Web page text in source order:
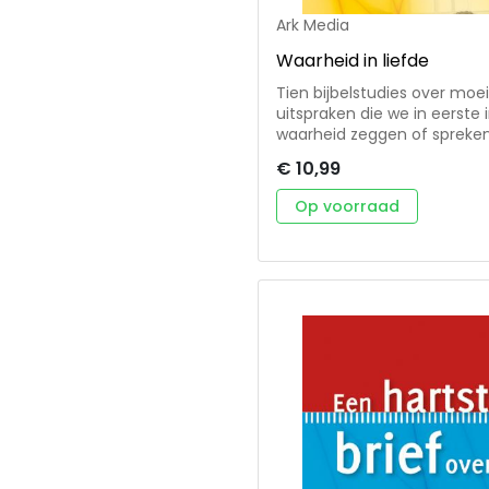
Ark Media
Waarheid in liefde
Tien bijbelstudies over
uitspraken die we in
waarheid zeggen of
ons in de ruimte van zijn
verdiepen in Jezus'
Voor kringgebruik en persoonlijke
samenwerking met de IZB.
zich bezighoudt met
€ 10,99
Op voorraad